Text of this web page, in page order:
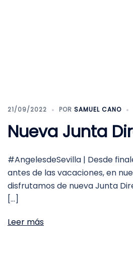
21/09/2022 POR SAMUEL CANO
Nueva Junta
#AngelesdeSevilla | Desde
antes de las vacaciones, en
disfrutamos de nueva Junta
[…]
Leer más